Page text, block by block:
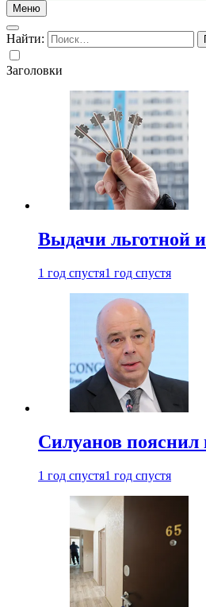
Меню
Найти:
Заголовки
Выдачи льготной
1 год спустя1 год спустя
Силуанов
1 год спустя1 год спустя